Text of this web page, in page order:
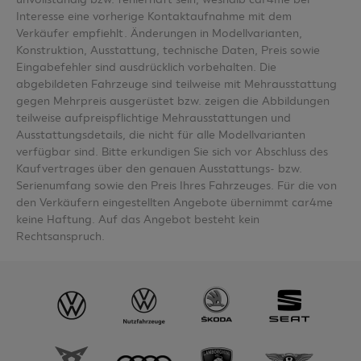
Interesse eine vorherige Kontaktaufnahme mit dem
Verkäufer empfiehlt. Änderungen in Modellvarianten,
Konstruktion, Ausstattung, technische Daten, Preis sowie
Eingabefehler sind ausdrücklich vorbehalten. Die
abgebildeten Fahrzeuge sind teilweise mit Mehrausstattung
gegen Mehrpreis ausgerüstet bzw. zeigen die Abbildungen
teilweise aufpreispflichtige Mehrausstattungen und
Ausstattungsdetails, die nicht für alle Modellvarianten
verfügbar sind. Bitte erkundigen Sie sich vor Abschluss des
Kaufvertrages über den genauen Ausstattungs- bzw.
Serienumfang sowie den Preis Ihres Fahrzeuges. Für die von
den Verkäufern eingestellten Angebote übernimmt car4me
keine Haftung. Auf das Angebot besteht kein
Rechtsanspruch.